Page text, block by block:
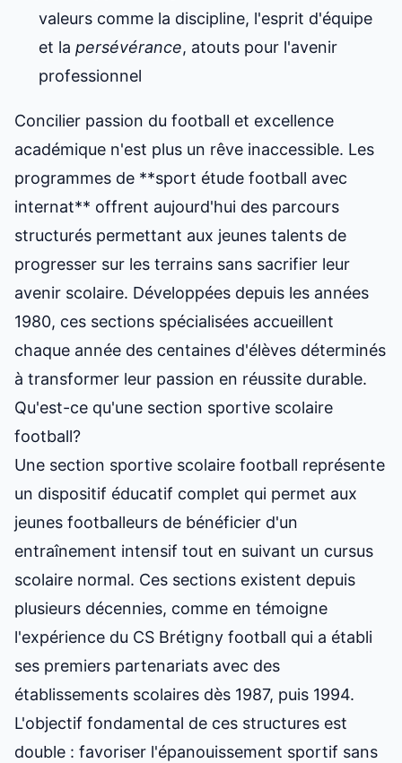
valeurs comme la discipline, l'esprit d'équipe
et la persévérance, atouts pour l'avenir
professionnel
Concilier passion du football et excellence
académique n'est plus un rêve inaccessible. Les
programmes de **sport étude football avec
internat** offrent aujourd'hui des parcours
structurés permettant aux jeunes talents de
progresser sur les terrains sans sacrifier leur
avenir scolaire. Développées depuis les années
1980, ces sections spécialisées accueillent
chaque année des centaines d'élèves déterminés
à transformer leur passion en réussite durable.
Qu'est-ce qu'une section sportive scolaire
football?
Une section sportive scolaire football représente
un dispositif éducatif complet qui permet aux
jeunes footballeurs de bénéficier d'un
entraînement intensif tout en suivant un cursus
scolaire normal. Ces sections existent depuis
plusieurs décennies, comme en témoigne
l'expérience du CS Brétigny football qui a établi
ses premiers partenariats avec des
établissements scolaires dès 1987, puis 1994.
L'objectif fondamental de ces structures est
double : favoriser l'épanouissement sportif sans